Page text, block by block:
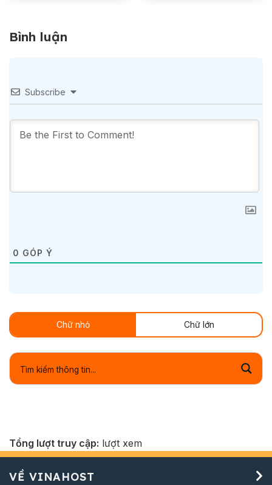
Bình luận
Subscribe
0 GÓP Ý
Chữ nhỏ Chữ lớn
Tổng lượt truy cập: lượt xem
VỀ VINAHOST